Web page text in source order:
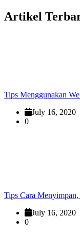
Artikel
Tips Menggunakan
July 16, 2020
0
Tips Cara
July 16, 2020
0